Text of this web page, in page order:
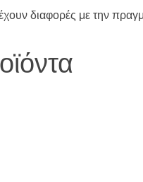
διαφορές με την